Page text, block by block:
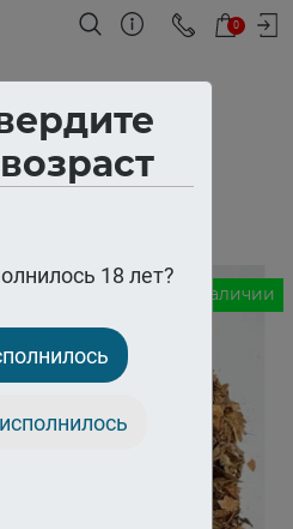
18 лет?
0
грамм)
В наличии